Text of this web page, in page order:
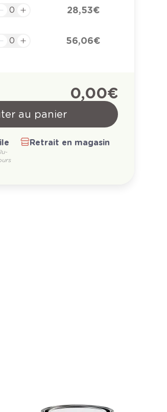
28,53 €
56,06 €
0,00 €
au panier
Retrait en magasin